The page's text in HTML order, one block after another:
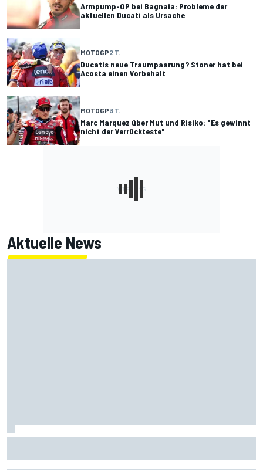
Armpump-OP bei Bagnaia: Probleme der
aktuellen Ducati als Ursache
MOTOGP2 T.
Ducatis neue Traumpaarung? Stoner hat bei
Acosta einen Vorbehalt
MOTOGP3 T.
Marc Marquez über Mut und Risiko: "Es gewinnt
nicht der Verrückteste"
Aktuelle News